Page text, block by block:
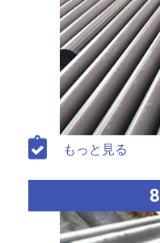
もっと見る